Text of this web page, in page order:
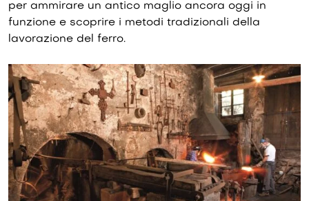
per ammirare un antico maglio ancora oggi in
funzione e scoprire i metodi tradizionali della
lavorazione del ferro.